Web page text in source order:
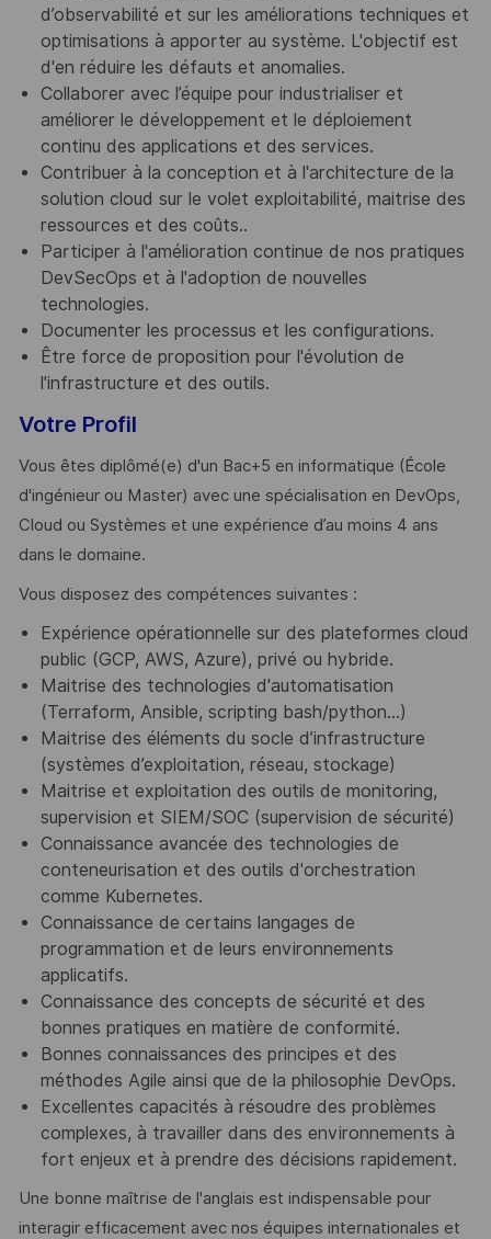
d’observabilité et sur les améliorations techniques et
optimisations à apporter au système. L'objectif est
d'en réduire les défauts et anomalies.
Collaborer avec l’équipe pour industrialiser et
améliorer le développement et le déploiement
continu des applications et des services.
Contribuer à la conception et à l'architecture de la
solution cloud sur le volet exploitabilité, maitrise des
ressources et des coûts..
Participer à l'amélioration continue de nos pratiques
DevSecOps et à l'adoption de nouvelles
technologies.
Documenter les processus et les configurations.
Être force de proposition pour l'évolution de
l'infrastructure et des outils.
Votre Profil
Vous êtes diplômé(e) d'un Bac+5 en informatique (École
d'ingénieur ou Master) avec une spécialisation en DevOps,
Cloud ou Systèmes et une expérience d’au moins 4 ans
dans le domaine.
Vous disposez des compétences suivantes :
Expérience opérationnelle sur des plateformes cloud
public (GCP, AWS, Azure), privé ou hybride.
Maitrise des technologies d'automatisation
(Terraform, Ansible, scripting bash/python...)
Maitrise des éléments du socle d’infrastructure
(systèmes d’exploitation, réseau, stockage)
Maitrise et exploitation des outils de monitoring,
supervision et SIEM/SOC (supervision de sécurité)
Connaissance avancée des technologies de
conteneurisation et des outils d'orchestration
comme Kubernetes.
Connaissance de certains langages de
programmation et de leurs environnements
applicatifs.
Connaissance des concepts de sécurité et des
bonnes pratiques en matière de conformité.
Bonnes connaissances des principes et des
méthodes Agile ainsi que de la philosophie DevOps.
Excellentes capacités à résoudre des problèmes
complexes, à travailler dans des environnements à
fort enjeux et à prendre des décisions rapidement.
Une bonne maîtrise de l'anglais est indispensable pour
interagir efficacement avec nos équipes internationales et